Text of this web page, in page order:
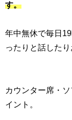
す。
年中無休で毎日
ったりと話した
カウンター席・
イント。